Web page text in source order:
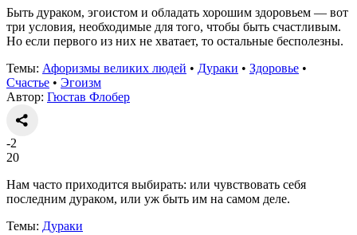
Быть дураком, эгоистом и обладать хорошим здоровьем — вот
три условия, необходимые для того, чтобы быть счастливым.
Но если первого из них не хватает, то остальные бесполезны.
Темы: Афоризмы великих людей • Дураки • Здоровье •
Счастье • Эгоизм
Автор: Гюстав Флобер
-2
20
Нам часто приходится выбирать: или чувствовать себя
последним дураком, или уж быть им на самом деле.
Темы: Дураки